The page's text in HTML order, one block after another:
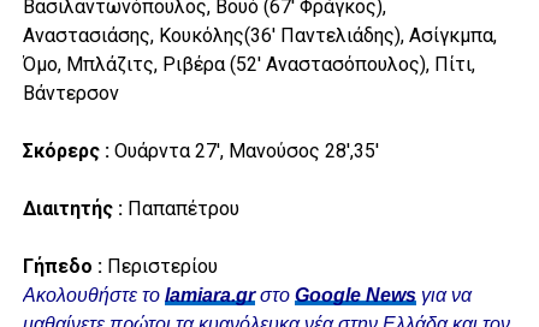
Βασιλαντωνόπουλος, Βουό (67′ Φράγκος),
Αναστασιάσης, Κουκόλης(36′ Παντελιάδης), Ασίγκμπα,
Όμο, Μπλάζιτς, Ριβέρα (52′ Αναστασόπουλος), Πίτι,
Βάντερσον
Σκόρερς : Ουάρντα 27′, Μανούσος 28′,35′
Διαιτητής :Παπαπέτρου
Γήπεδο :Περιστερίου
Ακολουθήστε το lamiara.grστο Google Newsγια να